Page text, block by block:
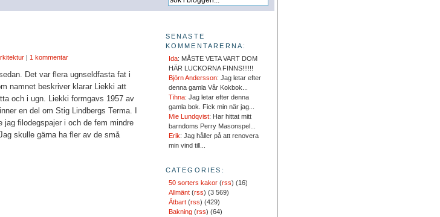
| 1 kommentar
Det var flera ugnseldfasta fat i
namnet beskriver klarar Liekki att
och i ugn. Liekki formgavs 1957 av
en del om Stig Lindbergs Terma. I
jag filodegspajer i och de fem mindre
skulle gärna ha fler av de små
SENASTE
KOMMENTARERNA:
Ida: MÅSTE VETA VART DOM
HÄR LUCKORNA FINNS!!!!!!
Björn Andersson: Jag letar efter
denna gamla Vår Kokbok...
Tihna: Jag letar efter denna
gamla bok. Fick min när jag...
Mie Lundqvist: Har hittat mitt
barndoms Perry Masonspel...
Erik: Jag håller på att renovera
min vind till...
CATEGORIES:
50 sorters kakor(rss) (16)
Allmänt(rss) (3 569)
Ätbart(rss) (429)
Bakning(rss) (64)